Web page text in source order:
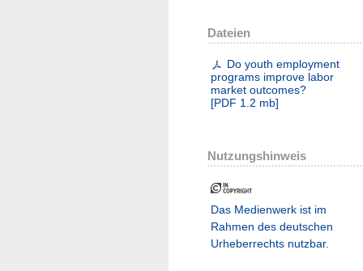
Dateien
Do youth employment
programs improve labor
market outcomes?
[PDF 1.2 mb]
Nutzungshinweis
Das Medienwerk ist im
Rahmen des deutschen
Urheberrechts nutzbar.